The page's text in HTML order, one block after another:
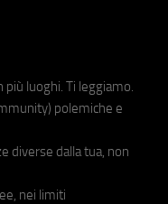
più luoghi. Ti leggiamo.
polemiche e
diverse dalla tua, non
nei limiti